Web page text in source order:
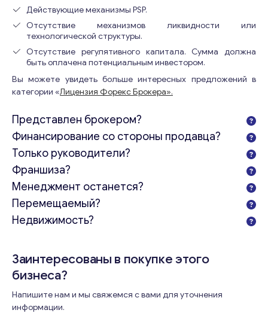
Консультация
Email*
Действующие механизмы PSP.
Отсутствие механизмов ликвидности или
технологической структуры.
Отсутствие регулятивного капитала. Сумма должна
быть оплачена потенциальным инвестором.
Вы можете увидеть больше интересных предложений в
категории «Лицензия Форекс Брокера».
Представлен брокером?
Финансирование со стороны продавца?
Только руководители?
Франшиза?
Менеджмент останется?
Перемещаемый?
Недвижимость?
Заинтересованы в покупке этого
бизнеса?
Напишите нам и мы свяжемся с вами для уточнения
информации.